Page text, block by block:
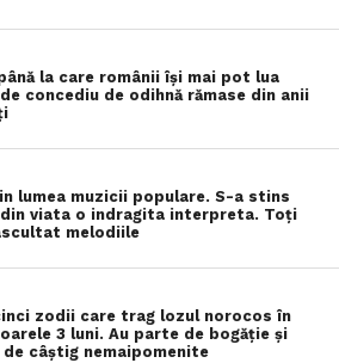
la care românii îşi mai pot lua
concediu de odihnă rămase din anii
lumea muzicii populare. S-a stins
viata o indragita interpreta. Toți
melodiile
zodii care trag lozul norocos în
3 luni. Au parte de bogăție și
de câștig nemaipomenite